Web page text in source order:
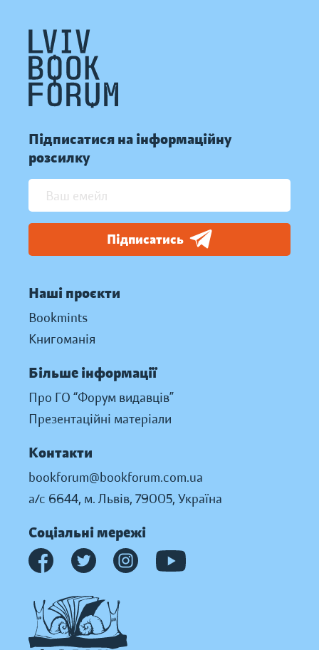
Підписатися на інформаційну
розсилку
Підписатись
Наші проєкти
Bookmints
Книгоманія
Більше інформації
Про ГО “Форум видавців”
Презентаційні матеріали
Контакти
bookforum@bookforum.com.ua
а/с 6644, м. Львів, 79005, Україна
Соціальні мережі